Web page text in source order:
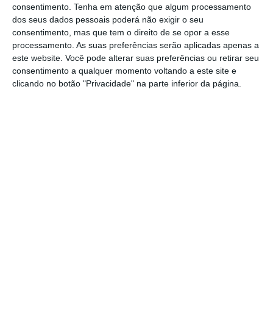
consentimento. Tenha em atenção que algum processamento
dos seus dados pessoais poderá não exigir o seu
consentimento, mas que tem o direito de se opor a esse
processamento. As suas preferências serão aplicadas apenas a
este website. Você pode alterar suas preferências ou retirar seu
consentimento a qualquer momento voltando a este site e
clicando no botão "Privacidade" na parte inferior da página.
“Se eu conseguir fazer o Presidente [dos EUA]
realmente perceber que o que ele está a
fazer é contraproducente aos seus próprios
objetivos, talvez possamos prosseguir de
forma mais inteligente”, vincou Trudeau.